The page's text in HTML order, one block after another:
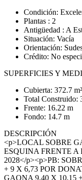
Condición:
Plantas : 2
Antigüedad : A
Situación: Vacía
Orientación:
Crédito: No
SUPERFICIES Y
Cubierta: 372.7 m²
Total Construido:
Frente: 16.22 m
Fondo: 14.7 m
DESCRIPCIÓN
<p>LOCAL SOBRE
ESQUINA FRENTE
2028</p><p>PB:
+ 9 X 6,73 POR
GAONA 9,40 X 10,15